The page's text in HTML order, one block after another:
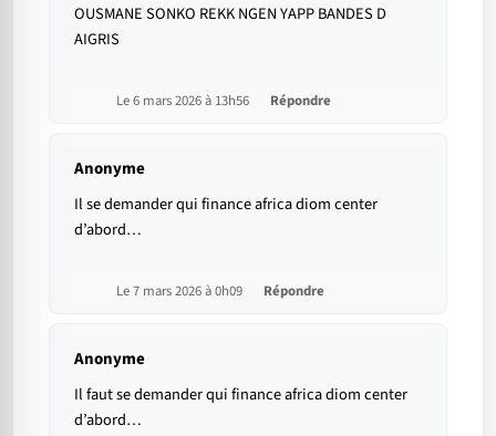
OUSMANE SONKO REKK NGEN YAPP BANDES D
AIGRIS
Le 6 mars 2026 à 13h56 Répondre
Anonyme
Il se demander qui finance africa diom center
d’abord…
Le 7 mars 2026 à 0h09 Répondre
Anonyme
Il faut se demander qui finance africa diom center
d’abord…